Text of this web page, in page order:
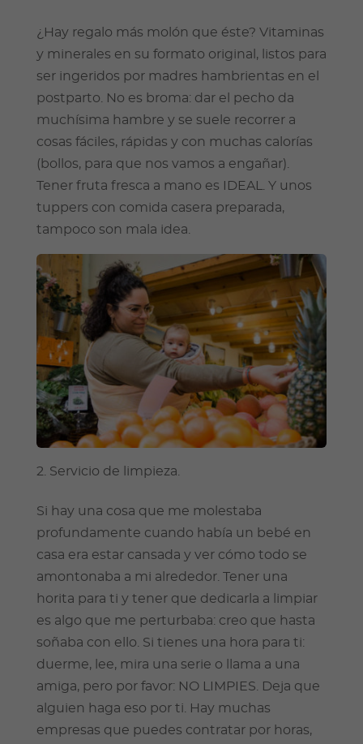
¿Hay regalo más molón que éste? Vitaminas
y minerales en su formato original, listos para
ser ingeridos por madres hambrientas en el
postparto. No es broma: dar el pecho da
muchísima hambre y se suele recorrer a
cosas fáciles, rápidas y con muchas calorías
(bollos, para que nos vamos a engañar).
Tener fruta fresca a mano es IDEAL. Y unos
tuppers con comida casera preparada,
tampoco son mala idea.
Servicio de limpieza.
Si hay una cosa que me molestaba
profundamente cuando había un bebé en
casa era estar cansada y ver cómo todo se
amontonaba a mi alrededor. Tener una
horita para ti y tener que dedicarla a limpiar
es algo que me perturbaba: creo que hasta
soñaba con ello. Si tienes una hora para ti:
duerme, lee, mira una serie o llama a una
amiga, pero por favor: NO LIMPIES. Deja que
alguien haga eso por ti. Hay muchas
empresas que puedes contratar por horas,